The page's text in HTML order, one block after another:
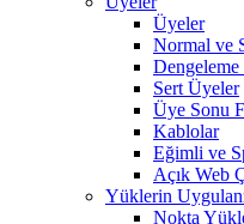
Üyeler
Normal ve
Sert Üyeler
Üye Sonu
Kablolar
Eğimli ve
Açık Web
Yüklerin
Nokta